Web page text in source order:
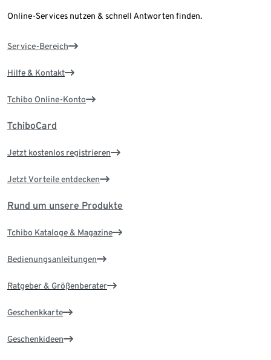
Online-Services nutzen & schnell Antworten finden.
Service-Bereich
Hilfe & Kontakt
Tchibo Online-Konto
TchiboCard
Jetzt kostenlos registrieren
Jetzt Vorteile entdecken
Rund um unsere Produkte
Tchibo Kataloge & Magazine
Bedienungsanleitungen
Ratgeber & Größenberater
Geschenkkarte
Geschenkideen